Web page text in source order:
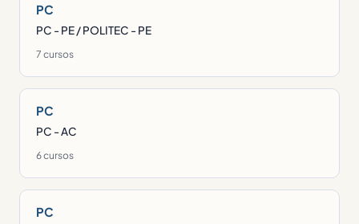
PC
PC - PE / POLITEC - PE
7 cursos
PC
PC - AC
6 cursos
PC